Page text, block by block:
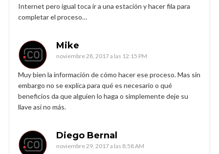
Internet pero igual toca ir a una estación y hacer fila para
completar el proceso…
Mike
noviembre 28, 2017 a las 12:15 PM
Muy bien la información de cómo hacer ese proceso. Mas sin
embargo no se explica para qué es necesario o qué
beneficios da que alguien lo haga o simplemente deje su
llave así no más.
Diego Bernal
noviembre 29, 2017 a las 8:58 AM